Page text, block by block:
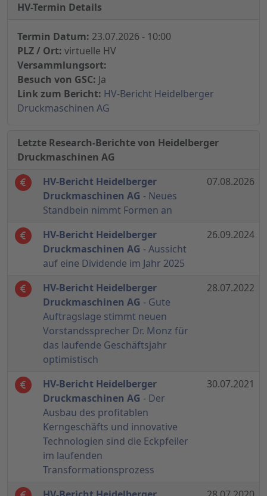
HV-Termin Details
Termin Datum: 23.07.2026 - 10:00
PLZ / Ort: virtuelle HV
Versammlungsort:
Besuch von GSC: Ja
Link zum Bericht: HV-Bericht Heidelberger
Druckmaschinen AG
Letzte Research-Berichte von Heidelberger
Druckmaschinen AG
HV-Bericht Heidelberger
Druckmaschinen AG - Neues
Standbein nimmt Formen an
07.08.2026
HV-Bericht Heidelberger
Druckmaschinen AG - Aussicht
auf eine Dividende im Jahr 2025
26.09.2024
HV-Bericht Heidelberger
Druckmaschinen AG - Gute
Auftragslage stimmt neuen
Vorstandssprecher Dr. Monz für
das laufende Geschäftsjahr
optimistisch
28.07.2022
HV-Bericht Heidelberger
Druckmaschinen AG - Der
Ausbau des profitablen
Kerngeschäfts und innovative
Technologien sind die Eckpfeiler
im laufenden
Transformationsprozess
30.07.2021